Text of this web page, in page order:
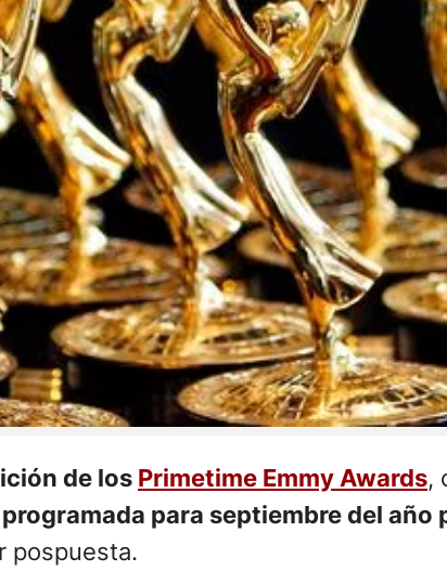
de los Primetime Emmy Awards,
para septiembre del año
pospuesta.